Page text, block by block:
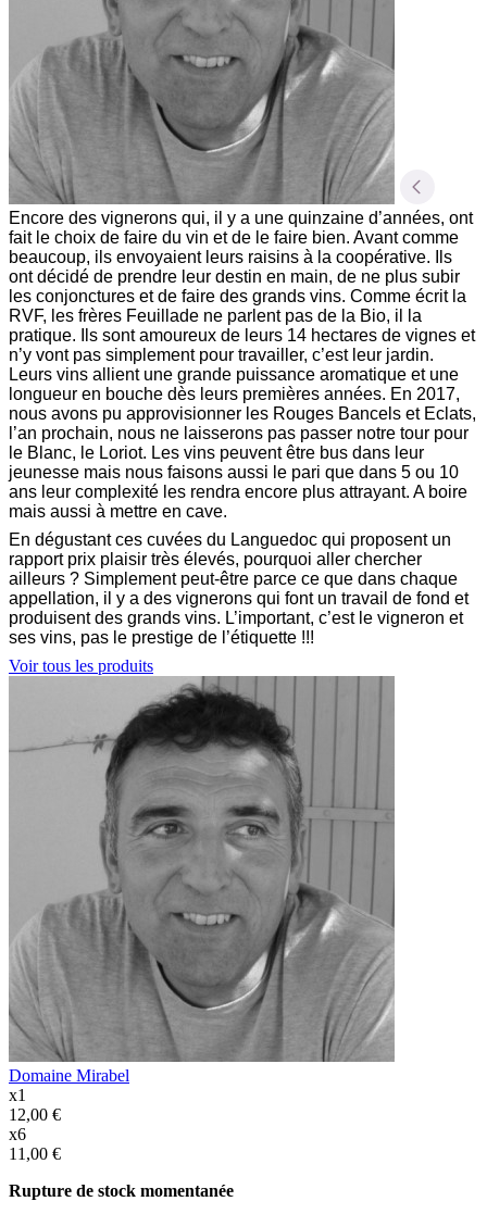
Encore des vignerons qui, il y a une quinzaine d’années, ont
fait le choix de faire du vin et de le faire bien. Avant comme
beaucoup, ils envoyaient leurs raisins à la coopérative. Ils
ont décidé de prendre leur destin en main, de ne plus subir
les conjonctures et de faire des grands vins. Comme écrit la
RVF, les frères Feuillade ne parlent pas de la Bio, il la
pratique. Ils sont amoureux de leurs 14 hectares de vignes et
n’y vont pas simplement pour travailler, c’est leur jardin.
Leurs vins allient une grande puissance aromatique et une
longueur en bouche dès leurs premières années. En 2017,
nous avons pu approvisionner les Rouges Bancels et Eclats,
l’an prochain, nous ne laisserons pas passer notre tour pour
le Blanc, le Loriot. Les vins peuvent être bus dans leur
jeunesse mais nous faisons aussi le pari que dans 5 ou 10
ans leur complexité les rendra encore plus attrayant. A boire
mais aussi à mettre en cave.
En dégustant ces cuvées du Languedoc qui proposent un
rapport prix plaisir très élevés, pourquoi aller chercher
ailleurs ? Simplement peut-être parce ce que dans chaque
appellation, il y a des vignerons qui font un travail de fond et
produisent des grands vins. L’important, c’est le vigneron et
ses vins, pas le prestige de l’étiquette !!!
Voir tous les produits
Domaine Mirabel
x1
12,00 €
x6
11,00 €
Rupture de stock momentanée